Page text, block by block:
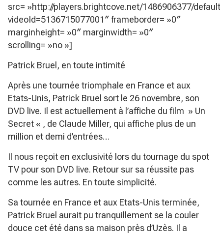
src= »http://players.brightcove.net/1486906377/
videoId=5136715077001″ frameborder= »0″
marginheight= »0″ marginwidth= »0″
scrolling= »no »]
Patrick Bruel, en toute intimité
Après une tournée triomphale en France et aux
Etats-Unis, Patrick Bruel sort le 26 novembre, son
DVD live. Il est actuellement à l’affiche du film » Un
Secret « , de Claude Miller, qui affiche plus de un
million et demi d’entrées…
Il nous reçoit en exclusivité lors du tournage du spot
TV pour son DVD live. Retour sur sa réussite pas
comme les autres. En toute simplicité.
Sa tournée en France et aux Etats-Unis terminée,
Patrick Bruel aurait pu tranquillement se la couler
douce cet été dans sa maison près d’Uzès. Il a